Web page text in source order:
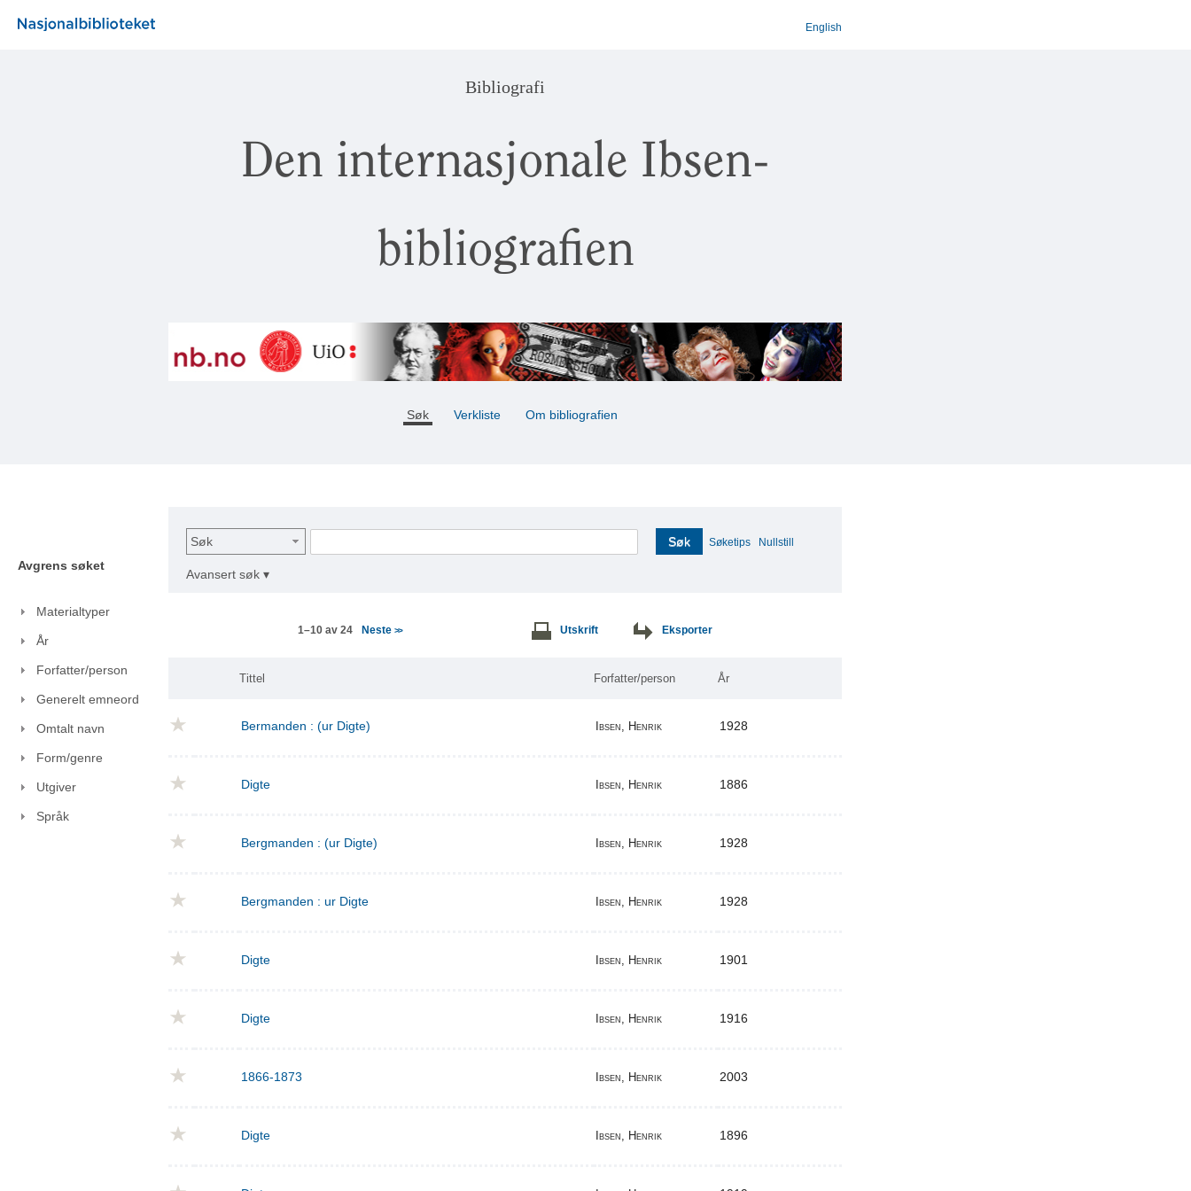
English
Bibliografi
Den internasjonale Ibsen-
bibliografien
Søk Verkliste Om bibliografien
Avgrens søket
Materialtyper
År
Forfatter/person
Generelt emneord
Omtalt navn
Form/genre
Utgiver
Språk
Søk Søk Søketips Nullstill
Avansert søk ▾
1–10 av 24 Neste>> Utskrift Eksporter
Tittel Forfatter/person År
Bermanden : (ur Digte) Ibsen, Henrik 1928
Digte Ibsen, Henrik 1886
Bergmanden : (ur Digte) Ibsen, Henrik 1928
Bergmanden : ur Digte Ibsen, Henrik 1928
Digte Ibsen, Henrik 1901
Digte Ibsen, Henrik 1916
1866-1873 Ibsen, Henrik 2003
Digte Ibsen, Henrik 1896